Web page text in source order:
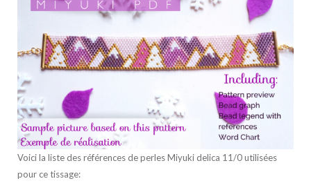
Voici la liste des références de perles Miyuki delica 11/0 utilisées
pour ce tissage: